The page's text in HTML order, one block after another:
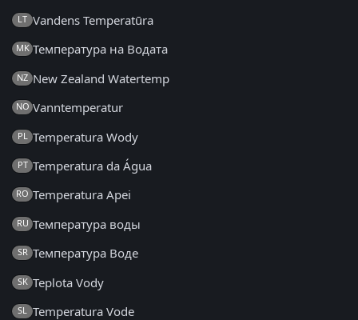
LT Vandens Temperatūra
MK Температура на Водата
NZ New Zealand Watertemp
NO Vanntemperatur
PL Temperatura Wody
PT Temperatura da Água
RO Temperatura Apei
RU Температура воды
SR Температура Воде
SK Teplota Vody
SL Temperatura Vode